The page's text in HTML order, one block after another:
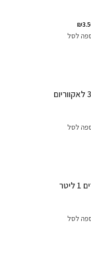
לסל
לסל
לסל